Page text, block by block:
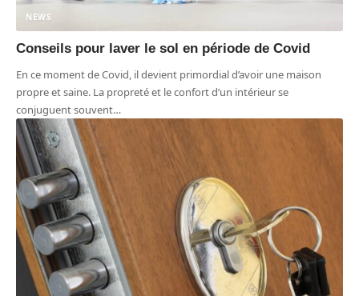
NEWS
Conseils pour laver le sol en période de Covid
En ce moment de Covid, il devient primordial d’avoir une maison
propre et saine. La propreté et le confort d’un intérieur se
conjuguent souvent…